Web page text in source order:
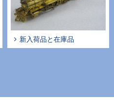
新入荷品と在庫品